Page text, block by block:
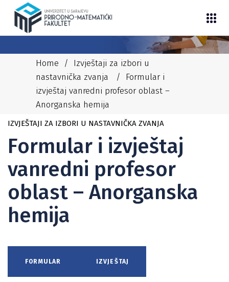
Home / Izvještaji za izbori u
nastavnička zvanja
/ Formular i
izvještaj vanredni profesor oblast –
Anorganska hemija
29/02/2024
NEDIM
IZVJEŠTAJI ZA IZBORI U NASTAVNIČKA ZVANJA
Formular i izvještaj
vanredni profesor
oblast – Anorganska
hemija
FORMULAR IZVJEŠTAJ